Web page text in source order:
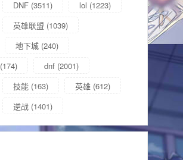
DNF (3511) lol (1223)
英雄联盟 (1039)
地下城 (240)
(174) dnf (2001)
技能 (163) 英雄 (612)
逆战 (1401)